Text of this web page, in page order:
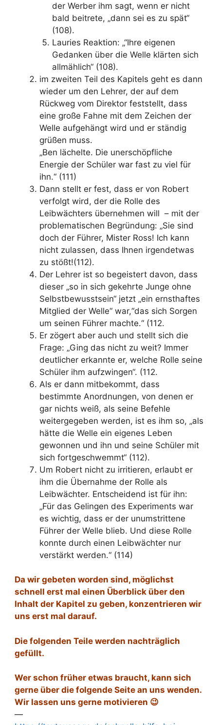
der Werber ihm sagt, wenn er nicht
bald beitrete, „dann sei es zu spät“
(108).
Lauries Reaktion: „“Ihre eigenen
Gedanken über die Welle klärten sich
allmählich“ (108).
im zweiten Teil des Kapitels geht es dann
wieder um den Lehrer, der auf dem
Rückweg vom Direktor feststellt, dass
eine große Fahne mit dem Zeichen der
Welle aufgehängt wird und er ständig
grüßen muss.
„Ben lächelte. Die unerschöpfliche
Energie der Schüler war fast zu viel für
ihn.“ (111)
Dann stellt er fest, dass er von Robert
verfolgt wird, der die Rolle des
Leibwächters übernehmen will – mit der
problematischen Begründung: „Sie sind
doch der Führer, Mister Ross! Ich kann
nicht zulassen, dass Ihnen irgendetwas
zu stößt!(112).
Der Lehrer ist so begeistert davon, dass
dieser „so in sich gekehrte Junge ohne
Selbstbewusstsein“ jetzt „ein ernsthaftes
Mitglied der Welle“ war,“das sich Sorgen
um seinen Führer machte.“ (112.
Er zögert aber auch und stellt sich die
Frage: „Ging das nicht zu weit? Immer
deutlicher erkannte er, welche Rolle seine
Schüler ihm aufzwingen“. (112.
Als er dann mitbekommt, dass
bestimmte Anordnungen, von denen er
gar nichts weiß, als seine Befehle
weitergegeben werden, ist es ihm so, „als
hätte die Welle ein eigenes Leben
gewonnen und ihn und seine Schüler mit
sich fortgeschwemmt“ (112).
Um Robert nicht zu irritieren, erlaubt er
ihm die Übernahme der Rolle als
Leibwächter. Entscheidend ist für ihn:
„Für das Gelingen des Experiments war
es wichtig, dass er der unumstrittene
Führer der Welle blieb. Und diese Rolle
konnte durch einen Leibwächter nur
verstärkt werden.“ (114)
Da wir gebeten worden sind, möglichst
schnell erst mal einen Überblick über den
Inhalt der Kapitel zu geben, konzentrieren wir
uns erst mal darauf.
Die folgenden Teile werden nachträglich
gefüllt.
Wer schon früher etwas braucht, kann sich
gerne über die folgende Seite an uns wenden.
Wir lassen uns gerne motivieren 😉
—